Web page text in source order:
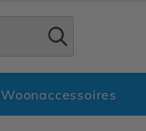
Woonaccessoires